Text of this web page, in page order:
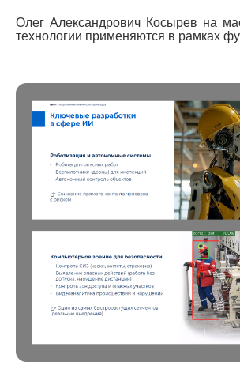
Олег Александрович Косырев на
технологии применяются в рамках